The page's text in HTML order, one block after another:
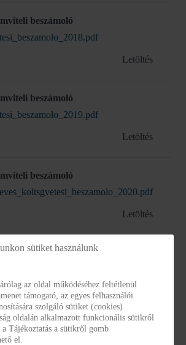
beszámoló
Letöltés
beszámoló
Letöltés
beszámoló
Letöltés
beszámoló
Letöltés
beszámoló
sütiket használunk
az oldal működéséhez feltétlenül
támogató, az egyes felhasználói
szolgáló sütiket (cookies)
oldalán alkalmazott funkcionális sütikről
a Tájékoztatás a sütikről gomb
el.